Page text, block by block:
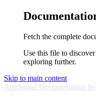
Fetch the complete
Use this file to
exploring further.
Skip to main content
AppSignal Documentation